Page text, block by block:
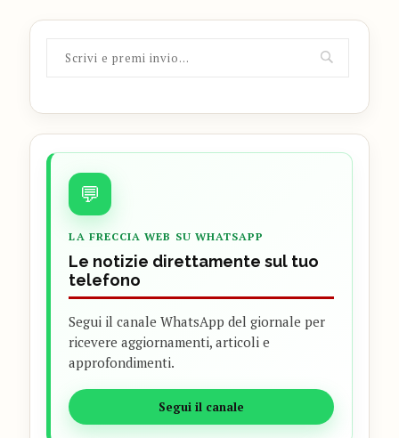
💬
LA FRECCIA WEB SU WHATSAPP
Le notizie direttamente sul tuo
telefono
Segui il canale WhatsApp del giornale per
ricevere aggiornamenti, articoli e
approfondimenti.
Segui il canale